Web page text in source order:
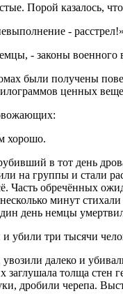
Порой казалось,
-
- законы
были получены
ценных
хорошо.
в тот день
на группы и стали
Часть обречённых
минут
день немцы
убили три тысячи
далеко и
заглушала толща стен
дробили черепа.